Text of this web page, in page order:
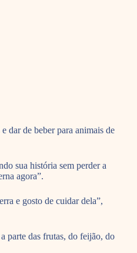
dar de beber para animais de
sua história sem perder a
agora”.
e gosto de cuidar dela”,
parte das frutas, do feijão, do